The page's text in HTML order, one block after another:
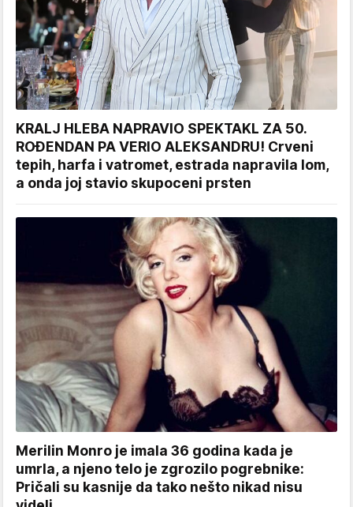
KRALJ HLEBA NAPRAVIO SPEKTAKL ZA 50.
ROĐENDAN PA VERIO ALEKSANDRU! Crveni
tepih, harfa i vatromet, estrada napravila lom,
a onda joj stavio skupoceni prsten
Merilin Monro je imala 36 godina kada je
umrla, a njeno telo je zgrozilo pogrebnike:
Pričali su kasnije da tako nešto nikad nisu